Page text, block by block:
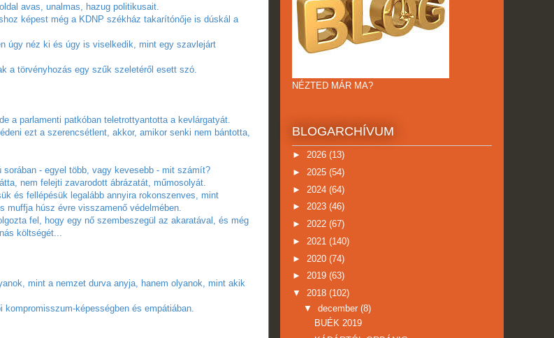
avas, unalmas, hazug politikusait.
képest még a KDNP székház takarítónője is dúskál a
úgy néz ki és úgy is viselkedik, mint egy szavlejárt
a törvényhozás egy szűk szeletéről esett szó.
a parlamenti patkóban teletrottyantotta a kevlárgatyát.
ezt a szerencsétlent, akkor, amikor senki nem bántotta,
- egyel több, vagy kevesebb - mit számít?
nem felejti zavarodott ábrázatát, műmosolyát.
és fellépésük legalább annyira rokonszenves, mint
muffja húsz évre visszamenő védelmében.
fel, hogy egy nő szembeszegül az akaratával, és még
költségét...
mint a nemzet durva anyja, hanem olyanok, mint akik
képességben és empátiában.
NÉZTED MÁR MA?
BLOGARCHÍVUM
► 2026 (13)
► 2025 (54)
► 2024 (64)
► 2023 (46)
► 2022 (67)
► 2021 (140)
► 2020 (74)
► 2019 (63)
▼ 2018 (102)
▼ december (8)
BUÉK 2019